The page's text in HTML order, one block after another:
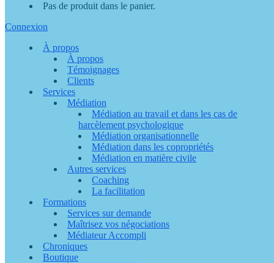
Pas de produit dans le panier.
Connexion
À propos
À propos
Témoignages
Clients
Services
Médiation
Médiation au travail et dans les cas de
harcèlement psychologique
Médiation organisationnelle
Médiation dans les copropriétés
Médiation en matière civile
Autres services
Coaching
La facilitation
Formations
Services sur demande
Maîtrisez vos négociations
Médiateur Accompli
Chroniques
Boutique